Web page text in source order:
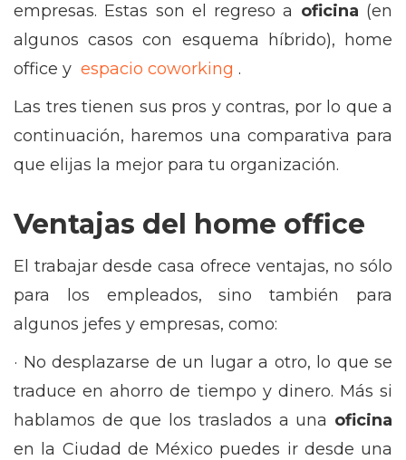
empresas. Estas son el regreso a oficina (en
algunos casos con esquema híbrido), home
office y espacio coworking .
Las tres tienen sus pros y contras, por lo que a
continuación, haremos una comparativa para
que elijas la mejor para tu organización.
Ventajas del home office
El trabajar desde casa ofrece ventajas, no sólo
para los empleados, sino también para
algunos jefes y empresas, como:
· No desplazarse de un lugar a otro, lo que se
traduce en ahorro de tiempo y dinero. Más si
hablamos de que los traslados a una oficina
en la Ciudad de México puedes ir desde una